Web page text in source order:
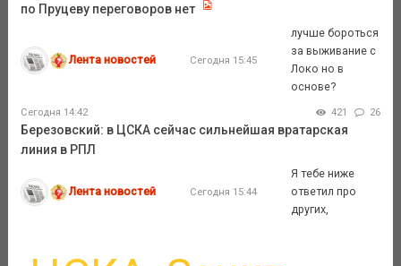
по Пруцеву переговоров нет
Лента новостей Сегодня 15:45
лучше бороться
за выживание с
Локо но в
основе?
Сегодня 14:42 421 26
Березовский: в ЦСКА сейчас сильнейшая вратарская
линия в РПЛ
Лента новостей Сегодня 15:44
Я тебе ниже
ответил про
других,